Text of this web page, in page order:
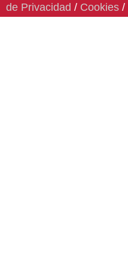
de Privacidad / Cookies /